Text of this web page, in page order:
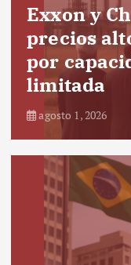
Exxon y
precios
por
limitada
agosto 1, 2026